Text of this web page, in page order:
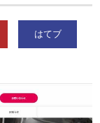
はてブ